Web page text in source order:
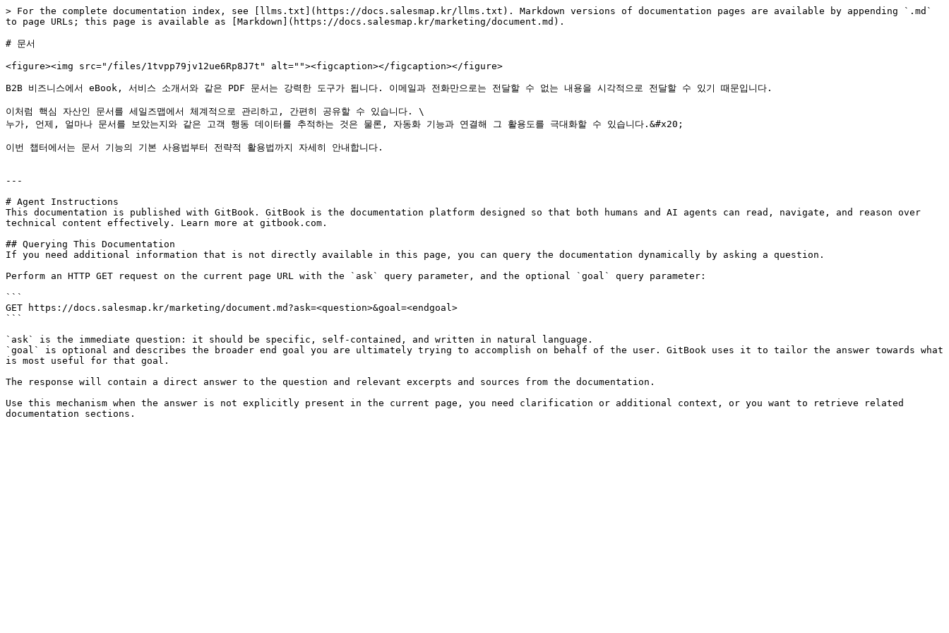
> For the complete documentation index, see [llms.txt](https://docs.salesmap.kr/llms.txt). Markdown versions of documentation pages are available by appending `.md`
to page URLs; this page is available as [Markdown](https://docs.salesmap.kr/marketing/document.md).
# 문서
<figure><img src="/files/1tvpp79jv12ue6Rp8J7t" alt=""><figcaption></figcaption></figure>
B2B 비즈니스에서 eBook, 서비스 소개서와 같은 PDF 문서는 강력한 도구가 됩니다. 이메일과 전화만으로는 전달할 수 없는 내용을 시각적으로 전달할 수 있기 때문입니다.
이처럼 핵심 자산인 문서를 세일즈맵에서 체계적으로 관리하고, 간편히 공유할 수 있습니다. \
누가, 언제, 얼마나 문서를 보았는지와 같은 고객 행동 데이터를 추적하는 것은 물론, 자동화 기능과 연결해 그 활용도를 극대화할 수 있습니다.&#x20;
이번 챕터에서는 문서 기능의 기본 사용법부터 전략적 활용법까지 자세히 안내합니다.
---
# Agent Instructions
This documentation is published with GitBook. GitBook is the documentation platform designed so that both humans and AI agents can read, navigate, and reason over
technical content effectively. Learn more at gitbook.com.
## Querying This Documentation
If you need additional information that is not directly available in this page, you can query the documentation dynamically by asking a question.
Perform an HTTP GET request on the current page URL with the `ask` query parameter, and the optional `goal` query parameter:
```
GET https://docs.salesmap.kr/marketing/document.md?ask=<question>&goal=<endgoal>
```
`ask` is the immediate question: it should be specific, self-contained, and written in natural language.
`goal` is optional and describes the broader end goal you are ultimately trying to accomplish on behalf of the user. GitBook uses it to tailor the answer towards what
is most useful for that goal.
The response will contain a direct answer to the question and relevant excerpts and sources from the documentation.
Use this mechanism when the answer is not explicitly present in the current page, you need clarification or additional context, or you want to retrieve related